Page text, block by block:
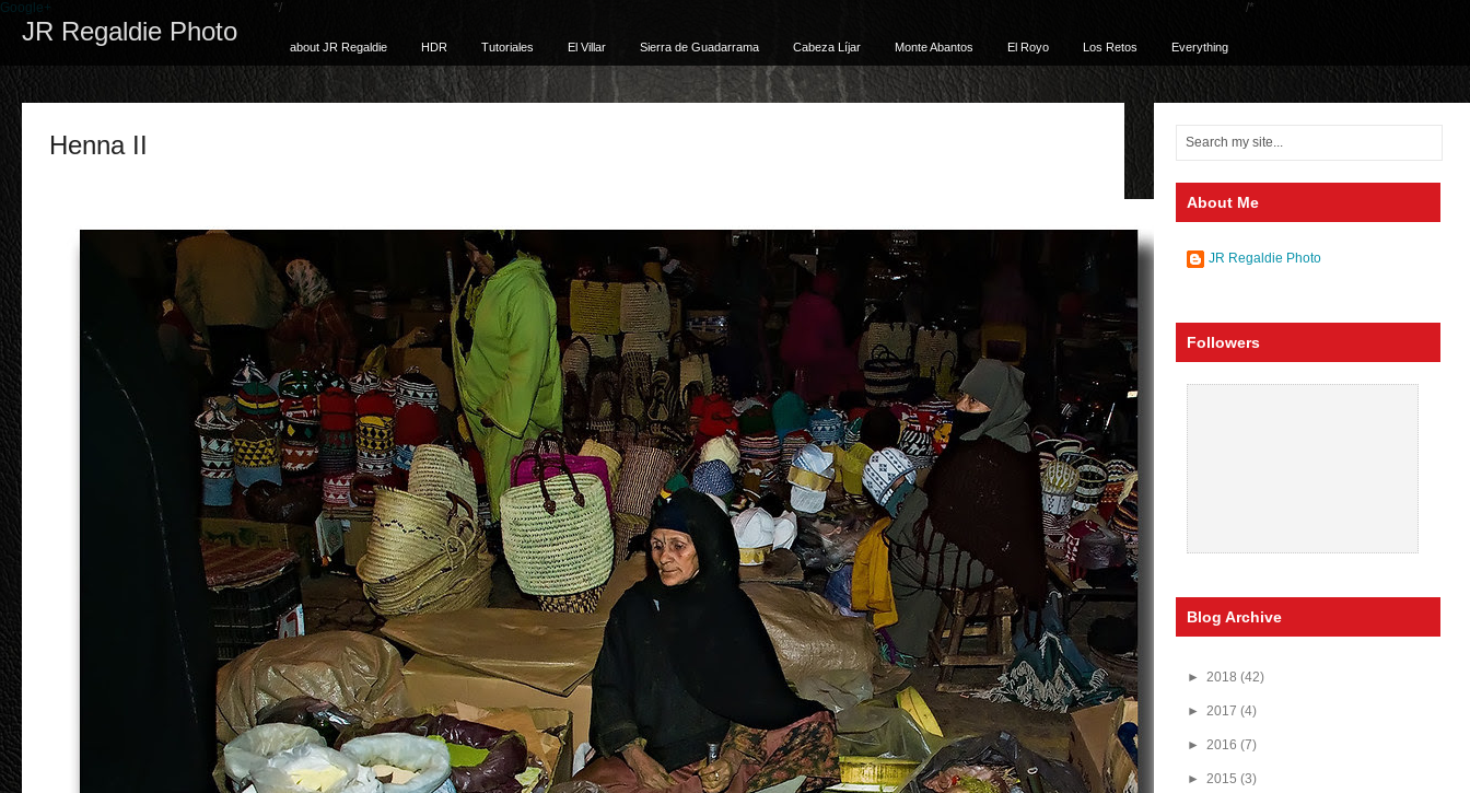
Google+
JR Regaldie Photo
/*
*/
about JR Regaldie HDR Tutoriales El Villar Sierra de Guadarrama Cabeza Líjar Monte Abantos El Royo Los Retos Everything
Henna II
About Me
JR Regaldie Photo
Followers
Blog Archive
►2018(42)
►2017(4)
►2016(7)
►2015(3)